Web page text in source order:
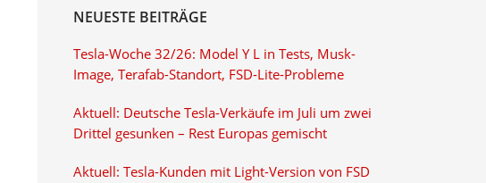
NEUESTE BEITRÄGE
Tesla-Woche 32/26: Model Y L in Tests, Musk-
Image, Terafab-Standort, FSD-Lite-Probleme
Aktuell: Deutsche Tesla-Verkäufe im Juli um zwei
Drittel gesunken – Rest Europas gemischt
Aktuell: Tesla-Kunden mit Light-Version von FSD